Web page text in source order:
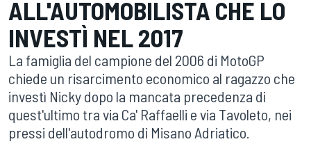
ALL'AUTOMOBILISTA CHE LO
INVESTÌ NEL 2017
La famiglia del campione del 2006 di MotoGP
chiede un risarcimento economico al ragazzo che
investì Nicky dopo la mancata precedenza di
quest'ultimo tra via Ca' Raffaelli e via Tavoleto, nei
pressi dell'autodromo di Misano Adriatico.